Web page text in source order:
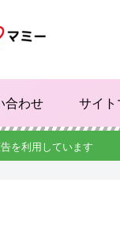
合わせ サイ
を利用しています